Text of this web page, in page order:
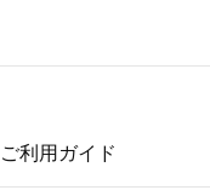
ご利用ガイド